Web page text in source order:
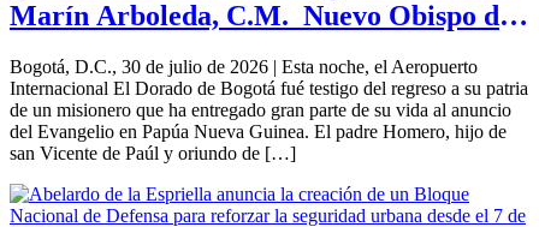
Marín Arboleda, C.M. Nuevo Obispo de
Bogotá, D.C., 30 de julio de 2026 | Esta noche, el Aeropuerto
Internacional El Dorado de Bogotá fué testigo del regreso a su patria
de un misionero que ha entregado gran parte de su vida al anuncio
del Evangelio en Papúa Nueva Guinea. El padre Homero, hijo de
san Vicente de Paúl y oriundo de […]